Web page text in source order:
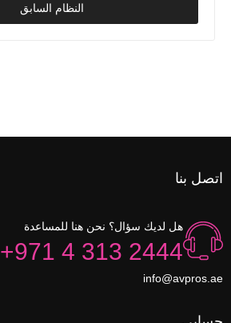
النظام السابق
اتصل بنا
هل لديك سؤال؟ نحن هنا للمساعدة
+971 4 313 2444
info@avpros.ae